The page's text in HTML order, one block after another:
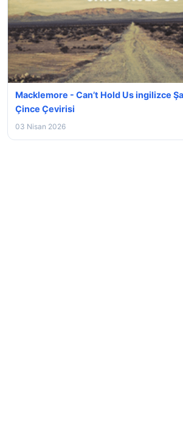
Macklemore - Can’t Hold Us ingilizce
Çince Çevirisi
03 Nisan 2026